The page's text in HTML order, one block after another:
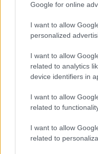
Google for online
I want to allow
personalized
I want to allow
related to analytics
device identifiers in
I want to allow
related to
I want to allow
related to